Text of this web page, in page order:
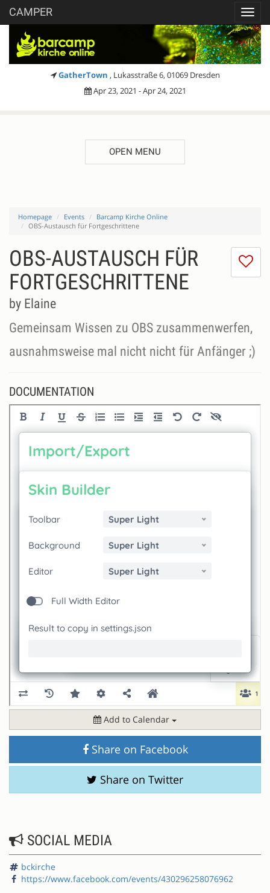
CAMPER
GatherTown , Lukasstraße 6, 01069 Dresden
Apr 23, 2021 - Apr 24, 2021
OPEN MENU
Homepage Events
Barcamp Kirche Online
OBS-Austausch für Fortgeschrittene
I
OBS-AUSTAUSCH FÜR
FORTGESCHRITTENE
by Elaine
Gemeinsam Wissen zu OBS zusammenwerfen,
ausnahmsweise mal nicht nicht für Anfänger ;)
DOCUMENTATION
Add to Calendar
Share on Facebook
Share on Twitter
SOCIAL MEDIA
bckirche
https://www.facebook.com/events/430296258076962